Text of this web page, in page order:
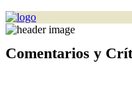
Comentarios y